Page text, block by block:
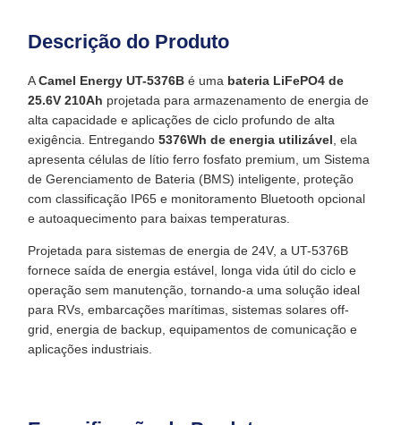
Descrição do Produto
ACamel Energy UT-5376B é uma bateria LiFePO4 de
25.6V 210Ah projetada para armazenamento de energia de
alta capacidade e aplicações de ciclo profundo de alta
exigência. Entregando 5376Wh de energia utilizável , ela
apresenta células de lítio ferro fosfato premium, um Sistema
de Gerenciamento de Bateria (BMS) inteligente, proteção
com classificação IP65 e monitoramento Bluetooth opcional
e autoaquecimento para baixas temperaturas.
Projetada para sistemas de energia de 24V, a UT-5376B
fornece saída de energia estável, longa vida útil do ciclo e
operação sem manutenção, tornando-a uma solução ideal
para RVs, embarcações marítimas, sistemas solares off-
grid, energia de backup, equipamentos de comunicação e
aplicações industriais.